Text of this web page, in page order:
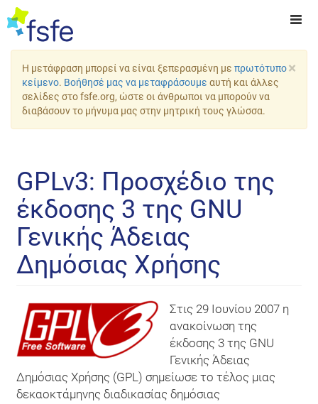
×
Η μετάφραση μπορεί να είναι ξεπερασμένη με πρωτότυπο
κείμενο. Βοήθησέ μας να μεταφράσουμε αυτή και άλλες
σελίδες στο fsfe.org, ώστε οι άνθρωποι να μπορούν να
διαβάσουν το μήνυμα μας στην μητρική τους γλώσσα.
GPLv3: Προσχέδιο της
έκδοσης 3 της GNU
Γενικής Άδειας
Δημόσιας Χρήσης
Στις 29 Ιουνίου 2007 η
ανακοίνωση της
έκδοσης 3 της GNU
Γενικής Άδειας
Δημόσιας Χρήσης (GPL) σημείωσε το τέλος μιας
δεκαοκτάμηνης διαδικασίας δημόσιας